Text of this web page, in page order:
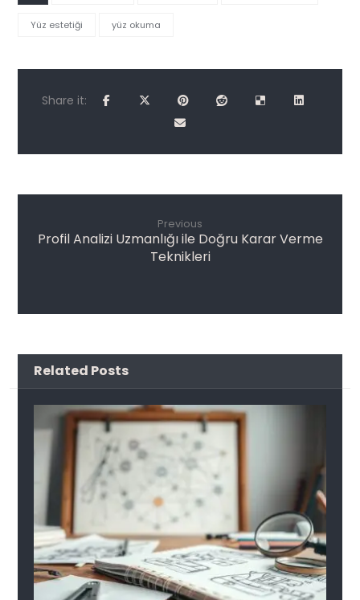
Yüz estetiği yüz okuma
Previous
Profil Analizi Uzmanlığı ile Doğru Karar Verme
Teknikleri
Related Posts